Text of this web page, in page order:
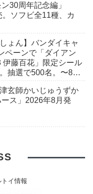
30周年記念編」
ソフビ全11種、カ
ょん】バンダイキャ
ペーンで「ダイアン
伊藤百花」限定シール
抽選で500名。〜8月
玄師かいじゅうずか
ス」2026年8月発
イ情報